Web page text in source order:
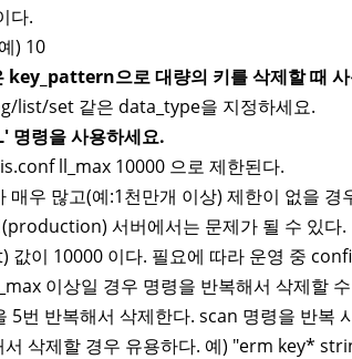
다.
) 10
key_pattern으로 대량의 키를 삭제할 때
list/set 같은 data_type을 지정하세요.
명령을 사용하세요.
ll_max 10000 으로 제한된다.
매우 많고(예:1천만개 이상) 제한이 없을
서버에서는 문제가 될 수 있다.
값이 10000 이다. 필요에 따라 운영 중
이상일 경우 명령을 반복해서 삭제할
5번 반복해서 삭제한다. scan 명령을 반복
삭제할 경우 유용하다. 예) "erm key*